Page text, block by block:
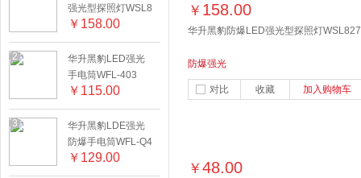
强光型探照灯WSL8
27
￥ 158.00
2
华升黑豹LED强光
手电筒WFL-403
￥ 115.00
3
华升黑豹LDE强光
防爆手电筒WFL-Q4
LG
￥ 129.00
￥ 158.00
华升黑豹防爆LED强光型探照灯WSL827
防爆强光
对比 收藏 加入购物车
￥ 48.00